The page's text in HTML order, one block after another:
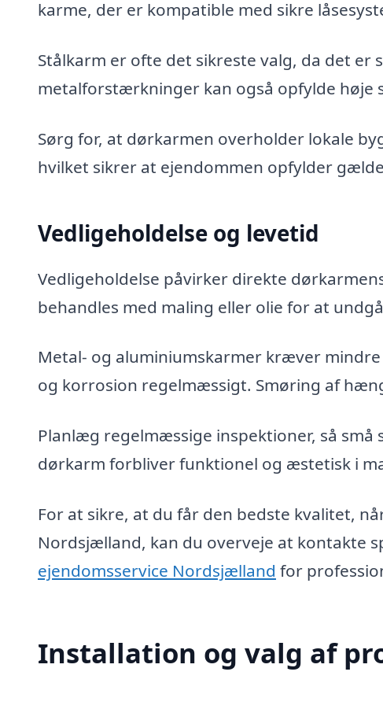
karme, der er kompatible med sikre
Stålkarm er ofte det sikreste valg, da det
metalforstærkninger kan også opfylde høje
Sørg for, at dørkarmen overholder lokale
hvilket sikrer at ejendommen opfylder
Vedligeholdelse og levetid
Vedligeholdelse påvirker direkte
behandles med maling eller olie for at
Metal- og aluminiumskarmer kræver
og korrosion regelmæssigt. Smøring af
Planlæg regelmæssige inspektioner, så
dørkarm forbliver funktionel og æstetisk i
For at sikre, at du får den bedste kvalitet,
Nordsjælland, kan du overveje at kontakte
ejendomsservice Nordsjælland for
Installation og valg af